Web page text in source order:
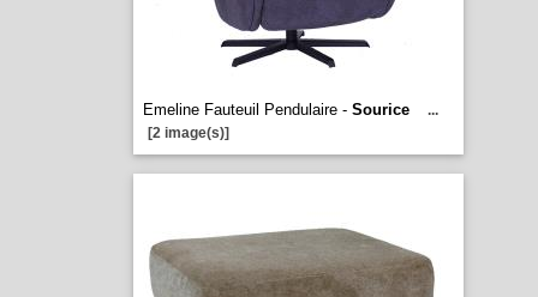
Emeline Fauteuil Pendulaire - Sourice
...
[2 image(s)]